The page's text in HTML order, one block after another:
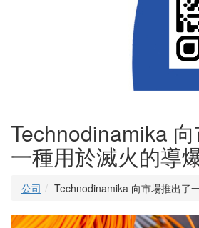
Technodinamika
一種用於滅火的導
公司 Technodinamika 向市場推出了